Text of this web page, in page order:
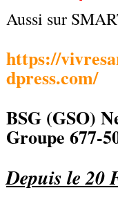
Aussi sur
https://
dpress.com/
BSG (GSO)
Groupe 677-
Depuis le 20